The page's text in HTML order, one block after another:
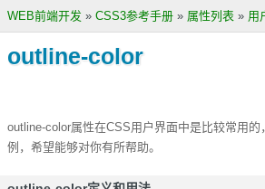
WEB前端开发 » CSS3参考手册 » 属性列表 » 用
outline-color
outline-color属性在CSS用户界面中是比较常用
例，希望能够对你有所帮助。